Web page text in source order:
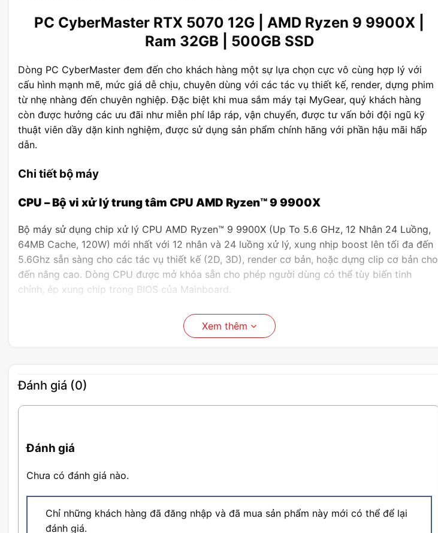
PC CyberMaster RTX 5070 12G | AMD Ryzen 9 9900X |
Ram 32GB | 500GB SSD
Dòng PC CyberMaster đem đến cho khách hàng một sự lựa chọn cực vô cùng hợp lý với
cấu hình mạnh mẽ, mức giá dễ chịu, chuyên dùng với các tác vụ thiết kế, render, dựng phim
từ nhẹ nhàng đến chuyên nghiệp. Đặc biệt khi mua sắm máy tại MyGear, quý khách hàng
còn được hưởng các ưu đãi như miễn phí lắp ráp, vận chuyển, được tư vấn bởi đội ngũ kỹ
thuật viên dầy dặn kinh nghiệm, được sử dụng sản phẩm chính hãng với phần hậu mãi hấp
dẫn.
Chi tiết bộ máy
CPU – Bộ vi xử lý trung tâm CPU AMD Ryzen™ 9 9900X
Bộ máy sử dụng chip xử lý CPU AMD Ryzen™ 9 9900X (Up To 5.6 GHz, 12 Nhân 24 Luồng,
64MB Cache, 120W) mới nhất với 12 nhân và 24 luồng xử lý, xung nhịp boost lên tối đa đến
5.6Ghz sẵn sàng cho các tác vụ thiết kế (2D, 3D), render cơ bản, hoặc dựng clip cơ bản cho
đến nâng cao. Dòng CPU được mở khóa sẵn cho phép người dùng có thể tùy biến tinh
chỉnh, ép xung chip trong BIOS của Mainboard.
Xem thêm
Đánh giá (0)
Đánh giá
Chưa có đánh giá nào.
Chỉ những khách hàng đã đăng nhập và đã mua sản phẩm này mới có thể để lại
đánh giá.